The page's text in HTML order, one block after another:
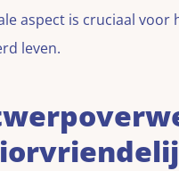
aspect is cruciaal
leven.